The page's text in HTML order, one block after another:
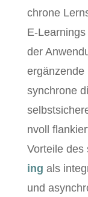
chrone
der
ergänzende
syn­chrone
nvoll
Vorteile des
ing als
und